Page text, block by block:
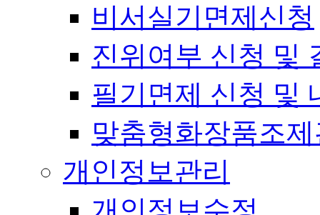
비서실기면제신청
진위여부 신청 및
필기면제 신청 및
맞춤형화장품조
개인정보관리